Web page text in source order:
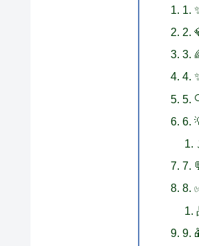
1.
2.
3.
4.
5.
6.
7.
8.
9.